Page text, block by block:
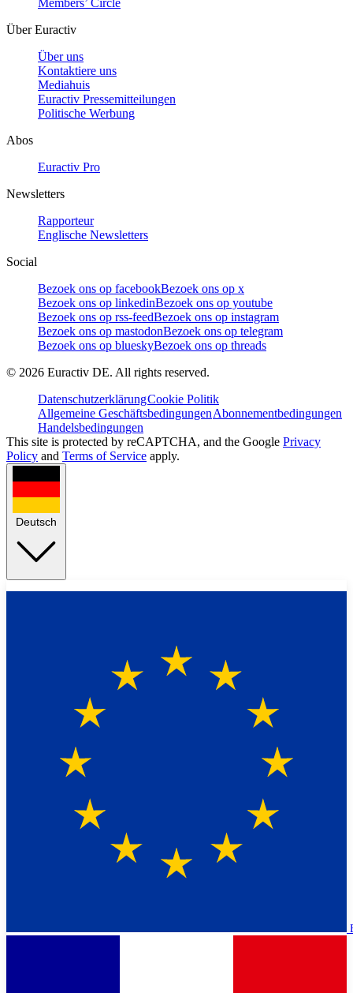
Members’ Circle
Über Euractiv
Über uns
Kontaktiere uns
Mediahuis
Euractiv Pressemitteilungen
Politische Werbung
Abos
Euractiv Pro
Newsletters
Rapporteur
Englische Newsletters
Social
Bezoek ons op facebookBezoek ons op x
Bezoek ons op linkedinBezoek ons op youtube
Bezoek ons op rss-feedBezoek ons op instagram
Bezoek ons op mastodonBezoek ons op telegram
Bezoek ons op blueskyBezoek ons op threads
© 2026 Euractiv DE. All rights reserved.
DatenschutzerklärungCookie Politik
Allgemeine GeschäftsbedingungenAbonnementbedingungen
Handelsbedingungen
This site is protected by reCAPTCHA, and the Google Privacy
Policy and Terms of Service apply.
Deutsch